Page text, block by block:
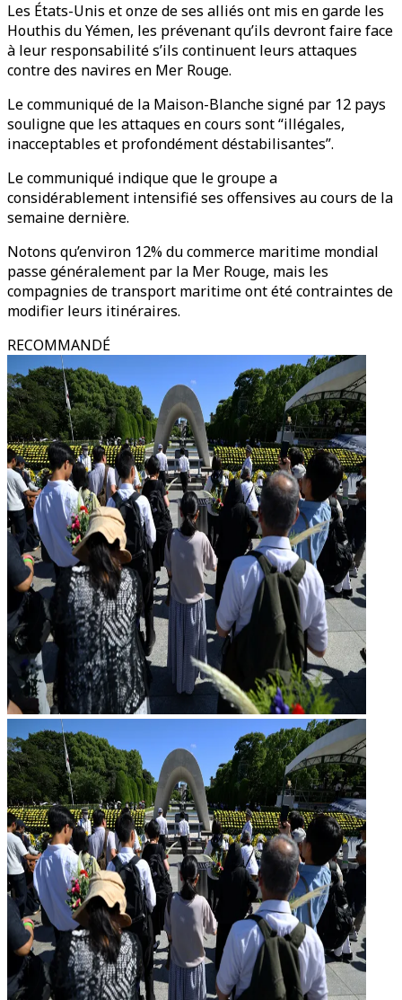
Les États-Unis et onze de ses alliés ont mis en garde les
Houthis du Yémen, les prévenant qu’ils devront faire face
à leur responsabilité s’ils continuent leurs attaques
contre des navires en Mer Rouge.
Le communiqué de la Maison-Blanche signé par 12 pays
souligne que les attaques en cours sont “illégales,
inacceptables et profondément déstabilisantes”.
Le communiqué indique que le groupe a
considérablement intensifié ses offensives au cours de la
semaine dernière.
Notons qu’environ 12% du commerce maritime mondial
passe généralement par la Mer Rouge, mais les
compagnies de transport maritime ont été contraintes de
modifier leurs itinéraires.
RECOMMANDÉ